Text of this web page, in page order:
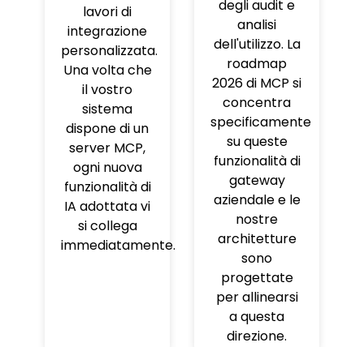
lavori di
integrazione
personalizzata.
Una volta che
il vostro
sistema
dispone di un
server MCP,
ogni nuova
funzionalità di
IA adottata vi
si collega
immediatamente.
degli audit e
analisi
dell'utilizzo. La
roadmap
2026 di MCP si
concentra
specificamente
su queste
funzionalità di
gateway
aziendale e le
nostre
architetture
sono
progettate
per allinearsi
a questa
direzione.